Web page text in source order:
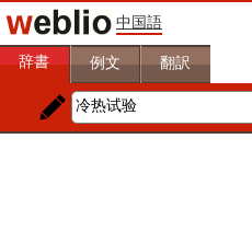
中国語
辞書 例文 翻訳